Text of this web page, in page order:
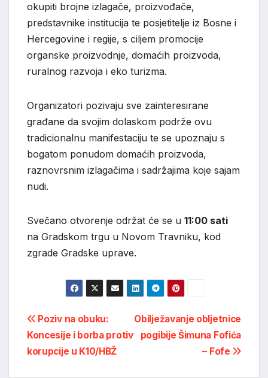
okupiti brojne izlagače, proizvođače,
predstavnike institucija te posjetitelje iz Bosne i
Hercegovine i regije, s ciljem promocije
organske proizvodnje, domaćih proizvoda,
ruralnog razvoja i eko turizma.
Organizatori pozivaju sve zainteresirane
građane da svojim dolaskom podrže ovu
tradicionalnu manifestaciju te se upoznaju s
bogatom ponudom domaćih proizvoda,
raznovrsnim izlagačima i sadržajima koje sajam
nudi.
Svečano otvorenje održat će se u 11:00 sati
na Gradskom trgu u Novom Travniku, kod
zgrade Gradske uprave.
Post
navigation
Obilježavanje obljetnice
pogibije Šimuna Fofića
– Fofe
Poziv na obuku:
Koncesije i borba protiv
korupcije u K10/HBŽ